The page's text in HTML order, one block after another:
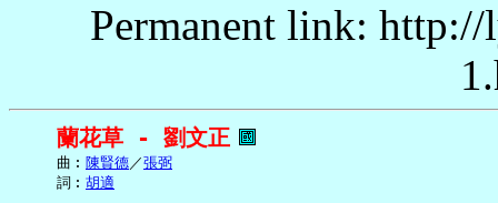
Permanent link:
蘭花草 - 劉文正
     曲︰
陳賢德／張弼
     詞︰
胡適